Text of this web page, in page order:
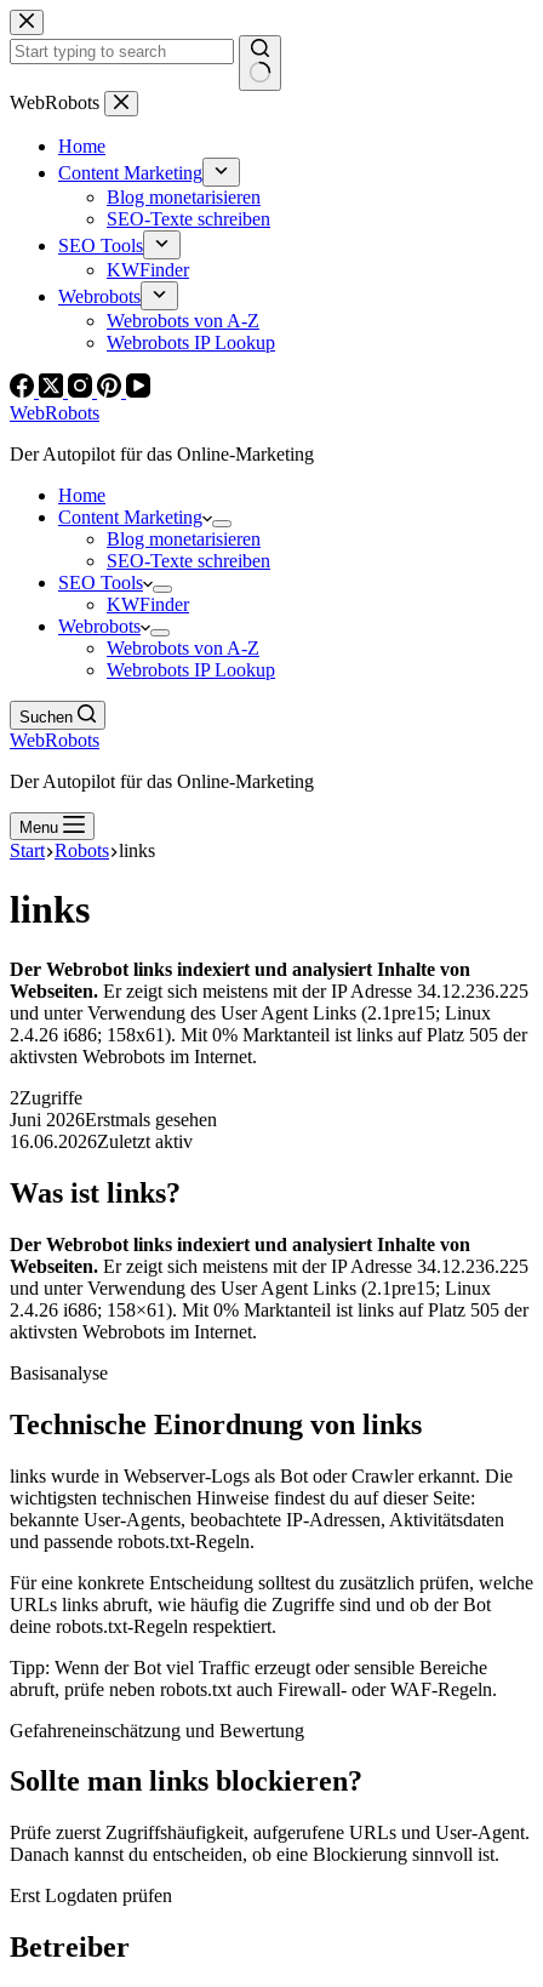
Zum
Inhalt
springen
Keine
WebRobots
Home
Content Marketing
Blog monetarisieren
SEO-Texte schreiben
SEO Tools
KWFinder
Webrobots
Webrobots von A-Z
Webrobots IP Lookup
WebRobots
Der Autopilot für das Online-Marketing
Home
Content Marketing
Blog monetarisieren
SEO-Texte schreiben
SEO Tools
KWFinder
Webrobots
Webrobots von A-Z
Webrobots IP Lookup
Suchen
WebRobots
Der Autopilot für das Online-Marketing
Menu
Start Robots links
links
Der Webrobot links indexiert und analysiert Inhalte von
Webseiten. Er zeigt sich meistens mit der IP Adresse 34.12.236.225
und unter Verwendung des User Agent Links (2.1pre15; Linux
2.4.26 i686; 158x61). Mit 0% Marktanteil ist links auf Platz 505 der
aktivsten Webrobots im Internet.
2Zugriffe
Juni 2026Erstmals gesehen
16.06.2026Zuletzt aktiv
Was ist links?
Der Webrobot links indexiert und analysiert Inhalte von
Webseiten. Er zeigt sich meistens mit der IP Adresse 34.12.236.225
und unter Verwendung des User Agent Links (2.1pre15; Linux
2.4.26 i686; 158×61). Mit 0% Marktanteil ist links auf Platz 505 der
aktivsten Webrobots im Internet.
Basisanalyse
Technische Einordnung von links
links wurde in Webserver-Logs als Bot oder Crawler erkannt. Die
wichtigsten technischen Hinweise findest du auf dieser Seite:
bekannte User-Agents, beobachtete IP-Adressen, Aktivitätsdaten
und passende robots.txt-Regeln.
Für eine konkrete Entscheidung solltest du zusätzlich prüfen, welche
URLs links abruft, wie häufig die Zugriffe sind und ob der Bot
deine robots.txt-Regeln respektiert.
Tipp: Wenn der Bot viel Traffic erzeugt oder sensible Bereiche
abruft, prüfe neben robots.txt auch Firewall- oder WAF-Regeln.
Gefahreneinschätzung und Bewertung
Sollte man links blockieren?
Prüfe zuerst Zugriffshäufigkeit, aufgerufene URLs und User-Agent.
Danach kannst du entscheiden, ob eine Blockierung sinnvoll ist.
Erst Logdaten prüfen
Betreiber